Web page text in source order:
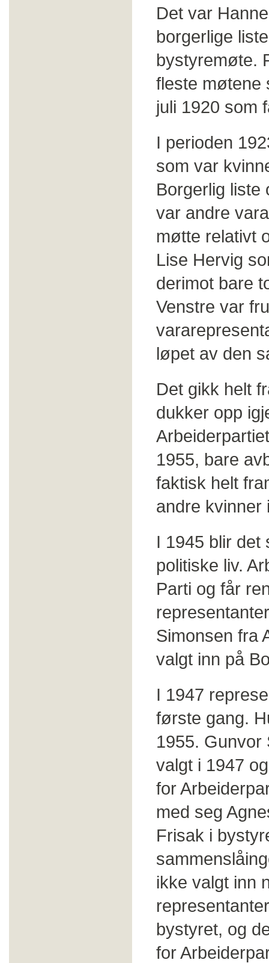
Det var
borgerlige
bystyremøte.
fleste møtene
juli 1920 som
I perioden
som var
Borgerlig liste
var andre
møtte relativt
Lise Hervig
derimot bare
Venstre var
løpet av den
Det gikk helt
dukker opp
1955, bare
faktisk helt
andre kvinner
I 1945 blir det
politiske liv.
Parti og får
Simonsen fra
valgt inn på
I 1947
første gang.
1955. Gunvor
valgt i 1947
for
med seg
Frisak i
ikke valgt inn
bystyret, og
for